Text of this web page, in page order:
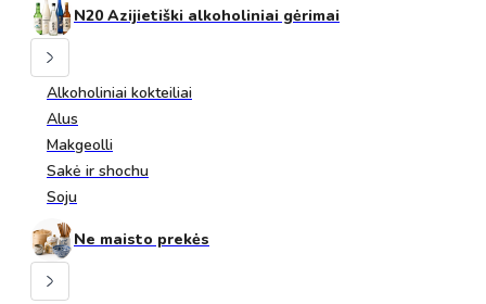
N20 Azijietiški alkoholiniai gėrimai
Alkoholiniai kokteiliai
Alus
Makgeolli
Sakė ir shochu
Soju
Ne maisto prekės